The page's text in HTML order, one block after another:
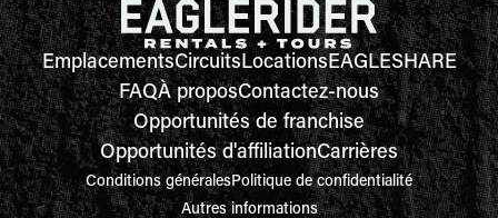
EmplacementsCircuitsLocationsEAGLESHARE
FAQÀ proposContactez-nous
Opportunités de franchise
Opportunités d'affiliationCarrières
Conditions généralesPolitique de confidentialité
Autres informations